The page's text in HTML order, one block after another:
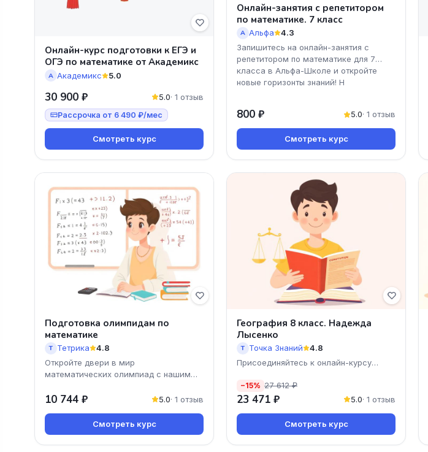
Онлайн-курс подготовки к ЕГЭ и
ОГЭ по математике от Академикс
А Академикс 5.0
30 900 ₽ 5.0· 1 отзыв
Рассрочка от 6 490 ₽/мес
Смотреть курс
Онлайн-занятия с репетитором
по математике. 7 класс
А Альфа
4.3
Запишитесь на онлайн-занятия с
репетитором по математике для 7
класса в Альфа-Школе и откройте
новые горизонты знаний! Н
800 ₽ 5.0· 1 отзыв
Смотреть курс
Подготовка олимпидам по
математике
Т Тетрика
4.8
Откройте двери в мир
математических олимпиад с нашим
месяц вы получите все необходимые
10 744 ₽ 5.0· 1 отзыв
Смотреть курс
География 8 класс. Надежда
Лысенко
Т Точка Знаний
4.8
Присоединяйтесь к онлайн-курсу
−15% 27 612 ₽
23 471 ₽ 5.0· 1 отзыв
Смотреть курс